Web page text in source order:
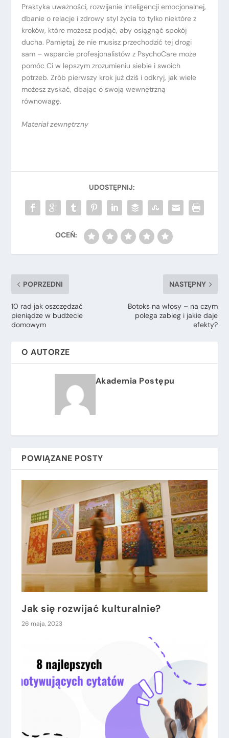
Praktyka uważności, rozwijanie inteligencji emocjonalnej,
dbanie o relacje i zdrowy styl życia to tylko niektóre z
kroków, które możesz podjąć, aby osiągnąć spokój
ducha. Pamiętaj, że nie musisz przechodzić tej drogi
sam – wsparcie profesjonalistów z PsychoCare może
pomóc Ci w lepszym zrozumieniu siebie i swoich
potrzeb. Zrób pierwszy krok już dziś i odkryj, jak wiele
możesz zyskać, dbając o swoją wewnętrzną
równowagę.
Materiał zewnętrzny
POPRZEDNI
10 rad jak oszczędzać
pieniądze w budżecie
domowym
NASTĘPNY
Botoks na włosy – na czym
polega zabieg i jakie daje
efekty?
O AUTORZE
Akademia Postępu
POWIĄZANE POSTY
Jak się rozwijać kulturalnie?
26 maja, 2023